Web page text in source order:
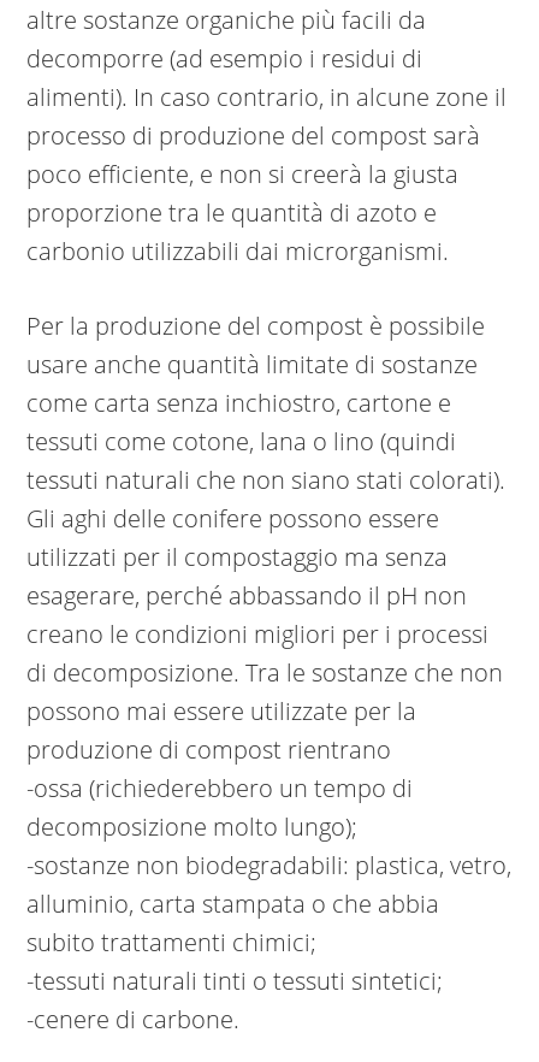
altre sostanze organiche più facili da
decomporre (ad esempio i residui di
alimenti). In caso contrario, in alcune zone il
processo di produzione del compost sarà
poco efficiente, e non si creerà la giusta
proporzione tra le quantità di azoto e
carbonio utilizzabili dai microrganismi.
Per la produzione del compost è possibile
usare anche quantità limitate di sostanze
come carta senza inchiostro, cartone e
tessuti come cotone, lana o lino (quindi
tessuti naturali che non siano stati colorati).
Gli aghi delle conifere possono essere
utilizzati per il compostaggio ma senza
esagerare, perché abbassando il pH non
creano le condizioni migliori per i processi
di decomposizione. Tra le sostanze che non
possono mai essere utilizzate per la
produzione di compost rientrano
-ossa (richiederebbero un tempo di
decomposizione molto lungo);
-sostanze non biodegradabili: plastica, vetro,
alluminio, carta stampata o che abbia
subito trattamenti chimici;
-tessuti naturali tinti o tessuti sintetici;
-cenere di carbone.